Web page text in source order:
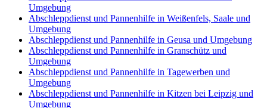
Umgebung
Abschleppdienst und Pannenhilfe in Weißenfels, Saale und
Umgebung
Abschleppdienst und Pannenhilfe in Geusa und Umgebung
Abschleppdienst und Pannenhilfe in Granschütz und
Umgebung
Abschleppdienst und Pannenhilfe in Tagewerben und
Umgebung
Abschleppdienst und Pannenhilfe in Kitzen bei Leipzig und
Umgebung